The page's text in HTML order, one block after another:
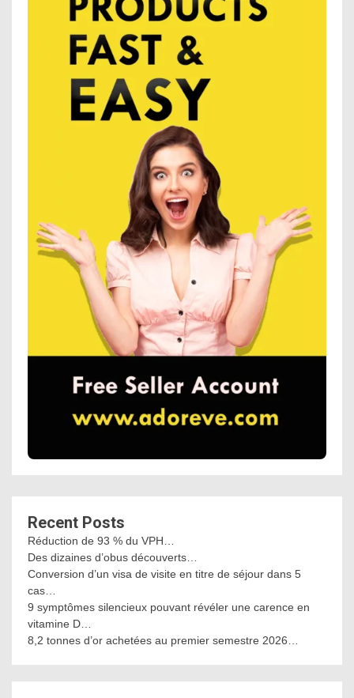
Recent Posts
Réduction de 93 % du VPH…
Des dizaines d’obus découverts…
Conversion d’un visa de visite en titre de séjour dans 5
cas…
9 symptômes silencieux pouvant révéler une carence en
vitamine D…
8,2 tonnes d’or achetées au premier semestre 2026…